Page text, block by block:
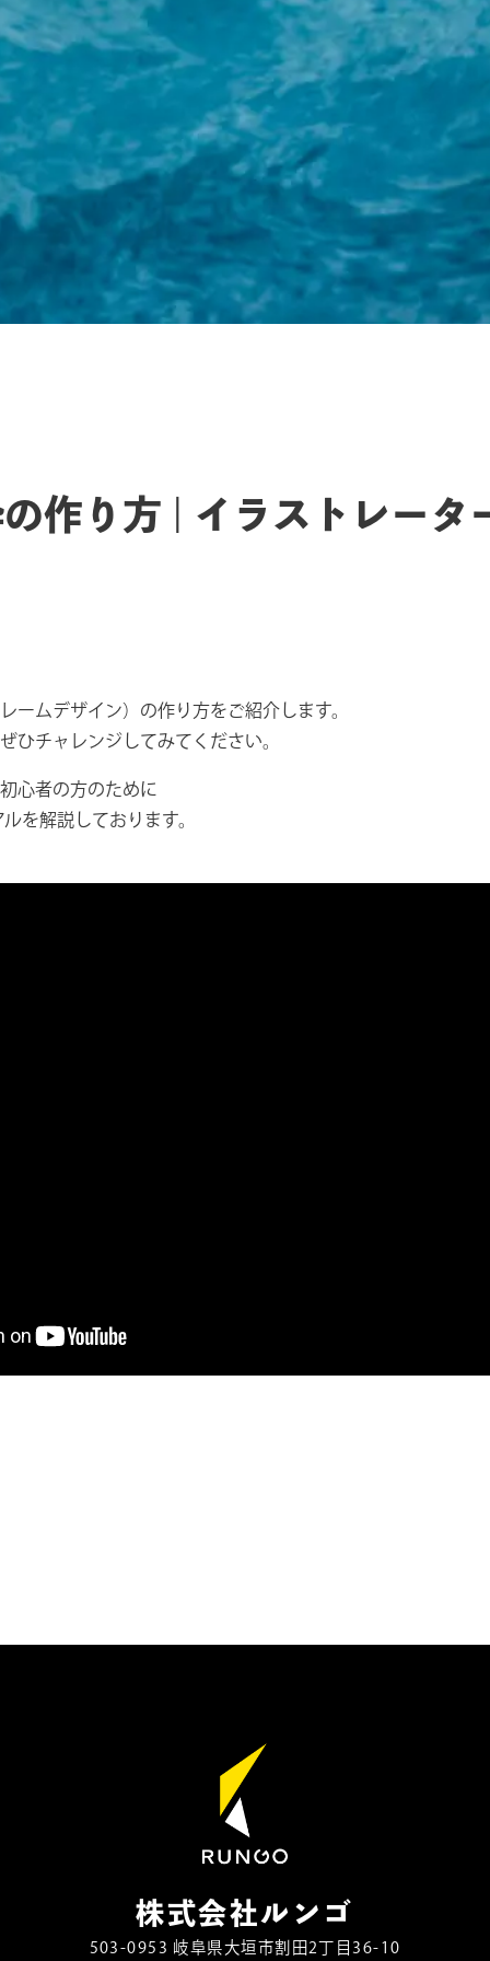
ホーム
株式会社ルンゴ
事業内容
お知らせ
作り方 | イラストレータ
ームデザイン）の作り方をご紹介します。
ひチャレンジしてみてください。
心者の方のために
を解説しております。
株式会社ルンゴ
503-0953 岐阜県大垣市割田2丁目36-10